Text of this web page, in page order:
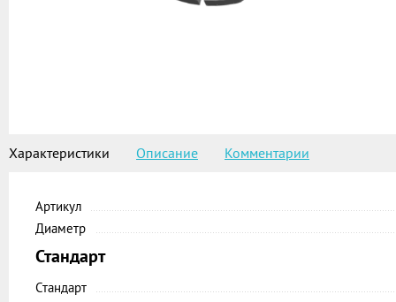
Характеристики Описание Комментарии
Артикул
Диаметр
Стандарт
Стандарт